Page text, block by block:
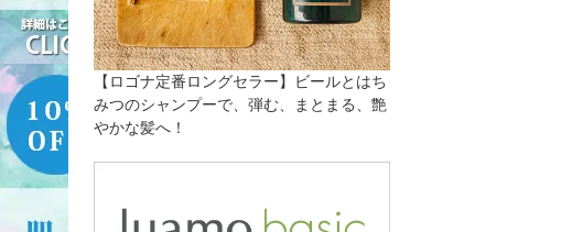
【ロゴナ定番ロングセラー】ビールとはち
みつのシャンプーで、弾む、まとまる、艶
やかな髪へ！